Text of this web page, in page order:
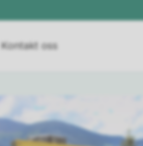
Kontakt oss